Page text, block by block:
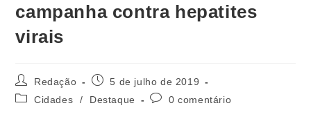
campanha contra hepatites
virais
Redação
5 de julho de 2019
Cidades
/ Destaque 0 comentário